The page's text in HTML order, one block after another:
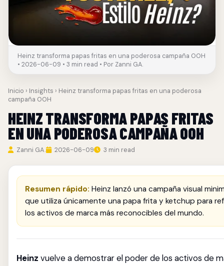
Heinz transforma papas fritas en una poderosa campaña OOH
• 2026-06-09 • 3 min read • Por Zanni GA.
Inicio › Insights › Heinz transforma papas fritas en una poderosa
campaña OOH
HEINZ TRANSFORMA PAPAS FRITAS
EN UNA PODEROSA CAMPAÑA OOH
Zanni GA. 2026-06-09 3 min read
Resumen rápido: Heinz lanzó una campaña visual
que utiliza únicamente una papa frita y ketchup para
los activos de marca más reconocibles del mundo.
Heinz vuelve a demostrar el poder de los activos de